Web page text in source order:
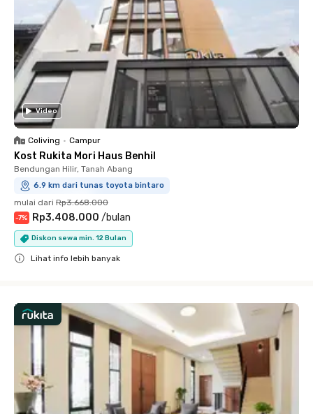
Video
Coliving • Campur
Kost Rukita Mori Haus Benhil
Bendungan Hilir, Tanah Abang
6.9 km dari tunas toyota bintaro
mulai dari Rp3.668.000
-7% Rp3.408.000 /bulan
Diskon sewa min. 12 Bulan
Lihat info lebih banyak